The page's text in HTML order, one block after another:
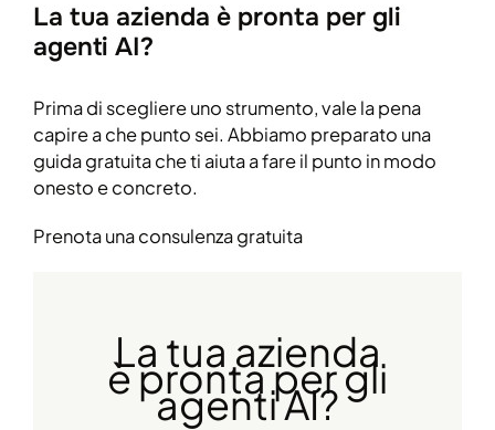
La tua azienda è pronta per gli
agenti AI?
Prima di scegliere uno strumento, vale la pena
capire a che punto sei. Abbiamo preparato una
guida gratuita che ti aiuta a fare il punto in modo
onesto e concreto.
Prenota una consulenza gratuita
La tua azienda
è pronta per gli
agenti AI?